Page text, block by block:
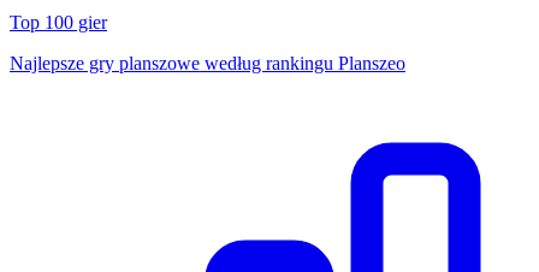
Top 100 gier
Najlepsze gry planszowe według rankingu Planszeo